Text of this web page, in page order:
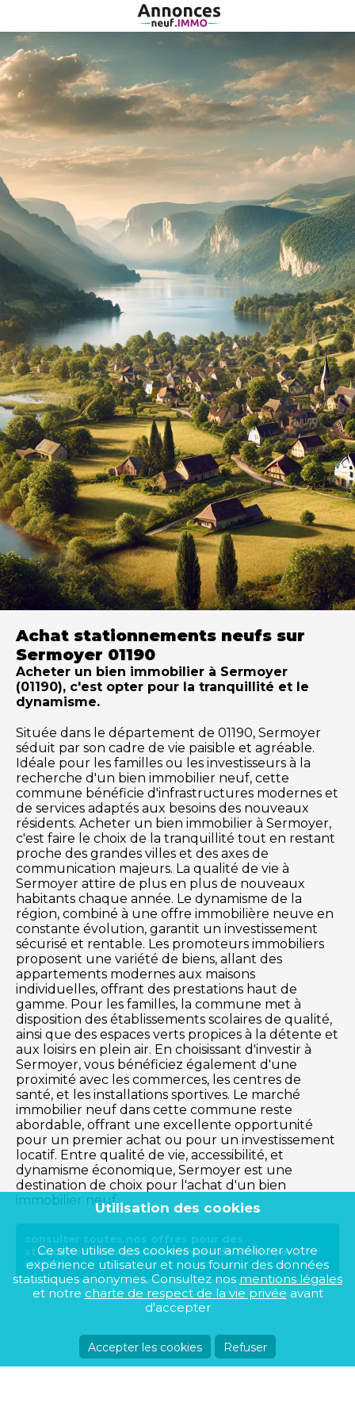
Achat stationnements neufs sur
Sermoyer 01190
Acheter un bien immobilier à Sermoyer
(01190), c'est opter pour la tranquillité et le
dynamisme.
Située dans le département de 01190, Sermoyer
séduit par son cadre de vie paisible et agréable.
Idéale pour les familles ou les investisseurs à la
recherche d'un bien immobilier neuf, cette
commune bénéficie d'infrastructures modernes et
de services adaptés aux besoins des nouveaux
résidents. Acheter un bien immobilier à Sermoyer,
c'est faire le choix de la tranquillité tout en restant
proche des grandes villes et des axes de
communication majeurs. La qualité de vie à
Sermoyer attire de plus en plus de nouveaux
habitants chaque année. Le dynamisme de la
région, combiné à une offre immobilière neuve en
constante évolution, garantit un investissement
sécurisé et rentable. Les promoteurs immobiliers
proposent une variété de biens, allant des
appartements modernes aux maisons
individuelles, offrant des prestations haut de
gamme. Pour les familles, la commune met à
disposition des établissements scolaires de qualité,
ainsi que des espaces verts propices à la détente et
aux loisirs en plein air. En choisissant d'investir à
Sermoyer, vous bénéficiez également d'une
proximité avec les commerces, les centres de
santé, et les installations sportives. Le marché
immobilier neuf dans cette commune reste
abordable, offrant une excellente opportunité
pour un premier achat ou pour un investissement
locatif. Entre qualité de vie, accessibilité, et
dynamisme économique, Sermoyer est une
destination de choix pour l'achat d'un bien
immobilier neuf.
consulter toutes nos offres pour des
stationnements sur la commune de Sermoyer
(01190)
Utilisation des cookies
Ce site utilise des cookies pour améliorer votre
expérience utilisateur et nous fournir des données
statistiques anonymes. Consultez nosmentions légales
et notre charte de respect de la vie privée avant
d'accepter
Accepter les cookies Refuser